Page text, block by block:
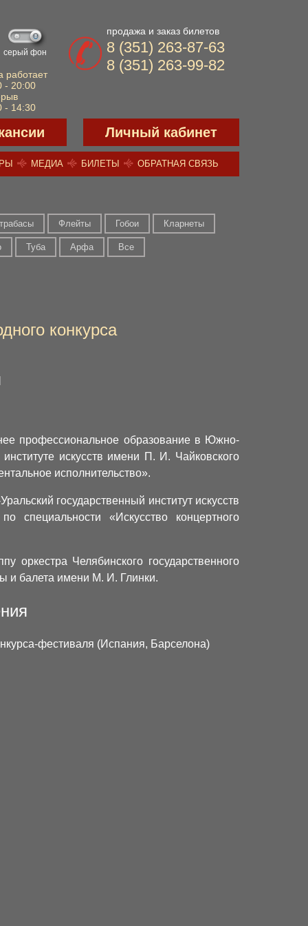
серый фон
работает
- 20:00
- 14:30
продажа и заказ билетов
8 (351) 263-87-63
8 (351) 263-99-82
Личный кабинет
МЕДИА БИЛЕТЫ ОБРАТНАЯ СВЯЗЬ
Флейты Гобои Кларнеты
Туба Арфа Все
конкурса
профессиональное образование в Южно-
искусств имени П. И. Чайковского
исполнительство».
государственный институт искусств
специальности «Искусство концертного
оркестра Челябинского государственного
и балета имени М. И. Глинки.
фестиваля (Испания, Барселона)